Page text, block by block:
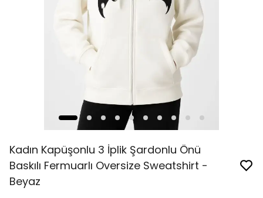
Kadın Kapüşonlu 3 İplik Şardonlu Önü
Baskılı Fermuarlı Oversize Sweatshirt -
Beyaz